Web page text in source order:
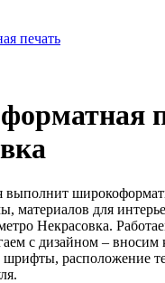
печать
выполнит
материалов для
Некрасовка.
с дизайном – вносим
шрифты, расположение